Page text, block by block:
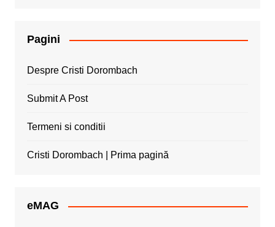
Pagini
Despre Cristi Dorombach
Submit A Post
Termeni si conditii
Cristi Dorombach | Prima pagină
eMAG